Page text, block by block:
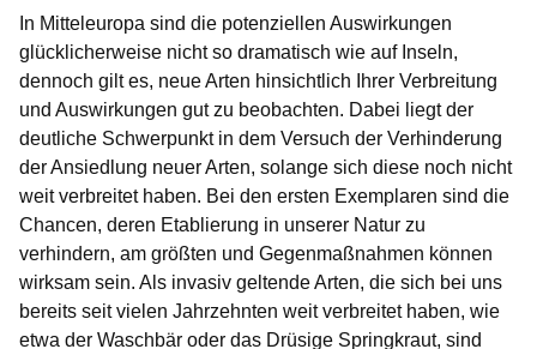
In Mitteleuropa sind die potenziellen Auswirkungen
glücklicherweise nicht so dramatisch wie auf Inseln,
dennoch gilt es, neue Arten hinsichtlich Ihrer Verbreitung
und Auswirkungen gut zu beobachten. Dabei liegt der
deutliche Schwerpunkt in dem Versuch der Verhinderung
der Ansiedlung neuer Arten, solange sich diese noch nicht
weit verbreitet haben. Bei den ersten Exemplaren sind die
Chancen, deren Etablierung in unserer Natur zu
verhindern, am größten und Gegenmaßnahmen können
wirksam sein. Als invasiv geltende Arten, die sich bei uns
bereits seit vielen Jahrzehnten weit verbreitet haben, wie
etwa der Waschbär oder das Drüsige Springkraut, sind